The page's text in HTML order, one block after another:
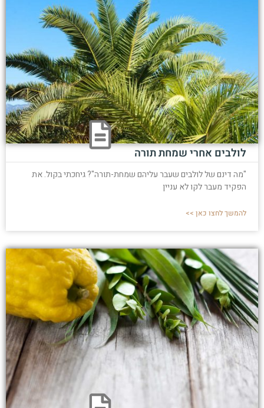
לולבים אחרי שמחת תורה
"מה דינם של לולבים שעבר עליהם שמחת-תורה"? גיחכתי בקול. את
הפקיד מעבר לקו לא עניין
להמשך לחצו כאן >>